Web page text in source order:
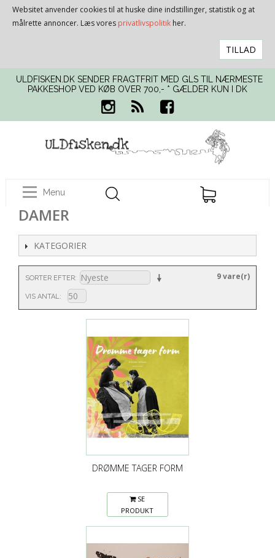
Websitet anvender cookies til at huske dine indstillinger, statistik og at
målrette annoncer. Læs vores privatlivspolitik her.
TILLAD
ULDFISKEN.DK SENDER FRAGTFRIT MED GLS TIL NÆRMESTE
PAKKESHOP VED KØB OVER 700,- * GÆLDER KUN I DK
Menu
DAMER
KATEGORIER
SORTER EFTER
VIS ANTAL
9 vare(r)
DRØMME TAGER FORM
SE
PRODUKT